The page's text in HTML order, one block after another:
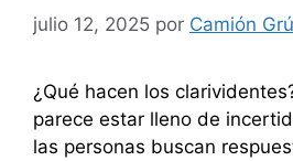
julio 12, 2025 por Camión
¿Qué hacen los
parece estar lleno de
las personas buscan